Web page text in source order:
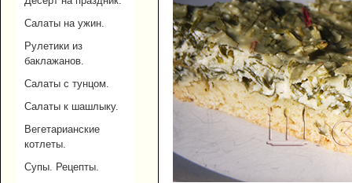
Салаты на ужин.
Рулетики из
баклажанов.
Салаты с тунцом.
Салаты к шашлыку.
Вегетарианские
котлеты.
Супы. Рецепты.